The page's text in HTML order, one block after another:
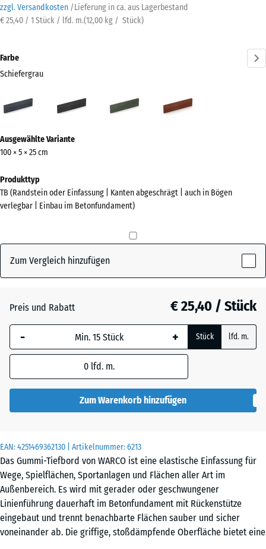
zzgl. Versandkosten /Lieferung in ca. aus Lagerbestand
€ 25,40 / 1 Stück / lfd. m.(12,00 kg / Stück)
EAN:4251469362130 | Artikelnummer:6213
Das Gummi-Tiefbord von WARCO ist eine elastische Einfassung für
Wege, Spielflächen, Sportanlagen und Flächen aller Art im
Außenbereich. Es wird mit gerader oder geschwungener
Linienführung dauerhaft im Betonfundament mit Rückenstütze
eingebaut und trennt benachbarte Flächen sauber und sicher
voneinander ab. Die griffige, stoßdämpfende Oberfläche bietet eine
Farbe
Schiefergrau
(active)
Informationen
zu
Farben?
Farbpalette
Schiefergrau
Anthrazit
Grasgrün
Ziegelrot
Ausgewählte Variante
100 × 5 × 25 cm
Produkttyp
TB (Randstein oder Einfassung | Kanten abgeschrägt | auch in Bögen
verlegbar | Einbau im Betonfundament)
Zum Vergleich hinzufügen
Preis und Rabatt € 25,40 / Stück
- + Stück lfd. m.
0 lfd. m.
Zum Warenkorb hinzufügen